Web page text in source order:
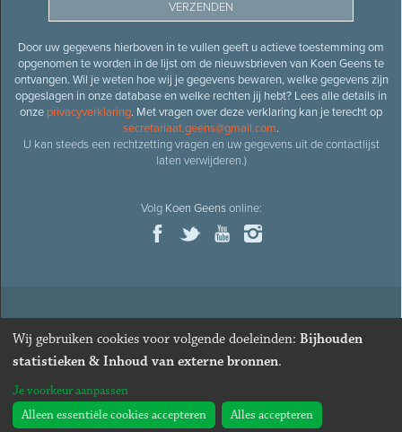
Door uw gegevens hierboven in te vullen geeft u actieve toestemming om
opgenomen te worden in de lijst om de nieuwsbrieven van Koen Geens te
ontvangen. Wil je weten hoe wij je gegevens bewaren, welke gegevens zijn
opgeslagen in onze database en welke rechten jij hebt? Lees alle details in
onze privacyverklaring. Met vragen over deze verklaring kan je terecht op
secretariaat.geens@gmail.com.
U kan steeds een rechtzetting vragen en uw gegevens uit de contactlijst
laten verwijderen.)
Volg Koen Geensonline:
© 2026Oud-minister en ere-volksvertegenwoordiger Koen
· Alle rechten voorbehouden · Cookies wijzigen
Webdesign&website ontwikkelingdoor Zenjoy in Leuven
Wij gebruiken cookies voor volgende doeleinden: Bijhouden
statistieken & Inhoud van externe bronnen.
Je voorkeur aanpassen
Alleen essentiële cookies accepteren
Alles accepteren